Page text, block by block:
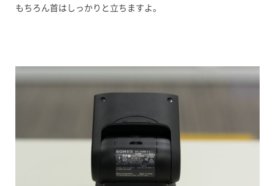
もちろん首はしっかりと立ちますよ。